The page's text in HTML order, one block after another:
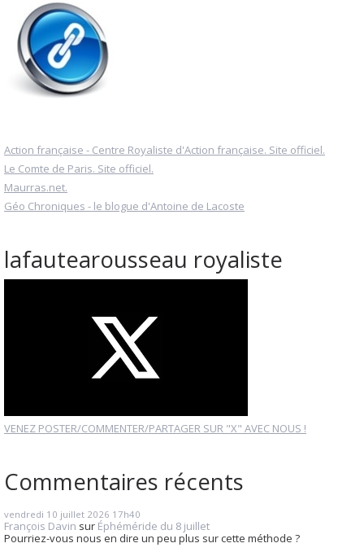
Action française - Centre Royaliste d'Action française. Site officiel.
Le Comte de Paris. Site officiel.
Maurras.net.
Géo Chroniques - le blogue d'Antoine de Lacoste
lafautearousseau royaliste
VENEZ POSTER/COMMENTER/PARTAGER SUR "X" AVEC NOUS !
Commentaires récents
vendredi 10 juillet 2026 17h40
François Davin sur Éphéméride du 8 juillet
Pourriez-vous nous en dire un peu plus sur cette méthode ?